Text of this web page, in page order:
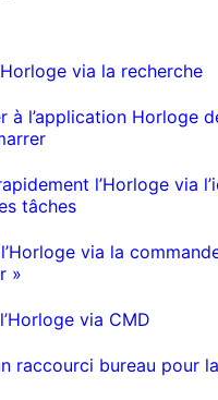
via la recherche
à l’application Horloge
l’Horloge via
tâches
via la
»
via CMD
raccourci bureau pour